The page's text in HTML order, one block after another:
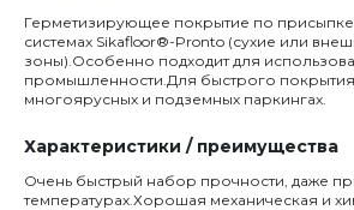
Герметизирующее покрытие по
системах Sikafloor®-Pronto (сухие или
зоны).Особенно подходит для
промышленности.Для быстрого покрытия
многоярусных и подземных паркингах.
Характеристики / преимущества
Очень быстрый набор прочности, даже
температурах.Хорошая механическая и